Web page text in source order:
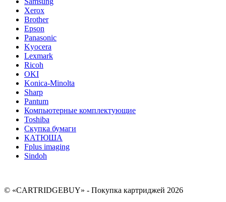
Xerox
Brother
Epson
Panasonic
Kyocera
Lexmark
Ricoh
OKI
Konica-Minolta
Sharp
Pantum
Компьютерные комплектующие
Toshiba
Скупка бумаги
КАТЮША
Fplus imaging
Sindoh
© «CARTRIDGEBUY» - Покупка картриджей 2026